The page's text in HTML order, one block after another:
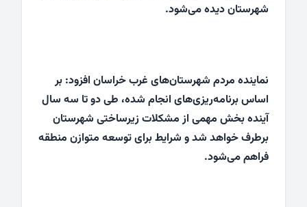
شهرستان دیده می‌شود.
نماینده مردم شهرستان‌های غرب خراسان افزود: بر
اساس برنامه‌ریزی‌های انجام شده، طی دو تا سه سال
آینده بخش مهمی از مشکلات زیرساختی شهرستان
برطرف خواهد شد و شرایط برای توسعه متوازن منطقه
فراهم می‌شود.